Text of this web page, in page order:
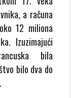
a računa
12 miliona
Izuzimajući
bila
bilo dva do